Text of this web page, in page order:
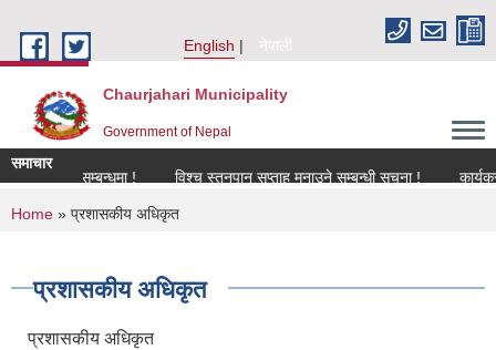
English
नेपाली
Chaurjahari Municipality
Government of Nepal
समाचार
सम्बन्धमा !
विश्च स्तनपान सप्ताह मनाउने सम्बन्धी सूचना ! कार्यक्रममा
You are here
Home » प्रशासकीय अधिकृत
प्रशासकीय अधिकृत
प्रशासकीय अधिकृत